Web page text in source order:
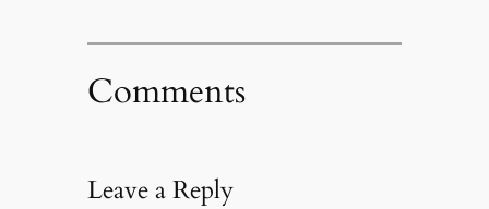
Comments
Leave a Reply